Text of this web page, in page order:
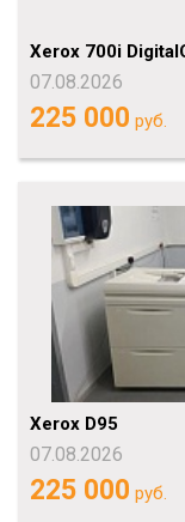
Xerox 700i
07.08.2026
225 000 руб.
Xerox D95
07.08.2026
225 000 руб.